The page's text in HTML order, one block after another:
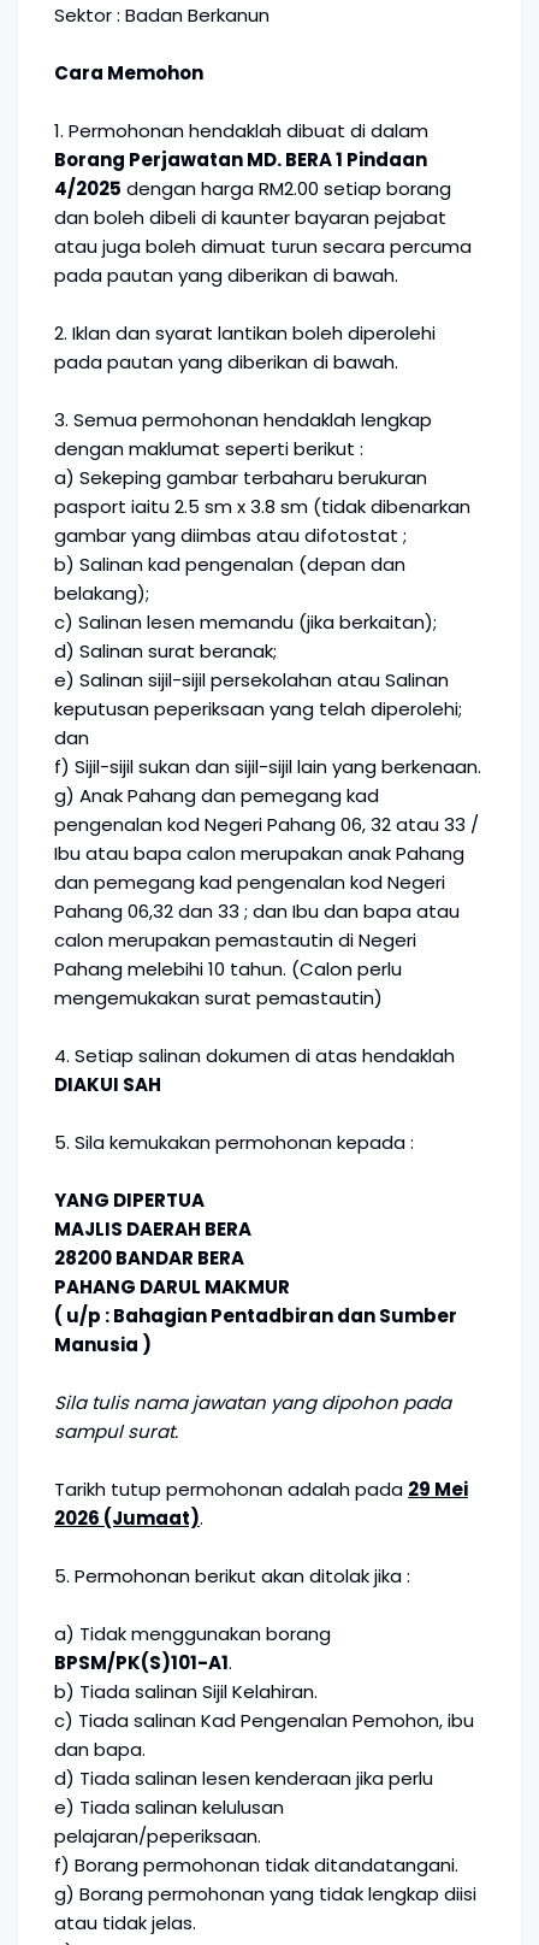
Sektor : Badan Berkanun
Cara Memohon
1. Permohonan hendaklah dibuat di dalam
Borang Perjawatan MD. BERA 1 Pindaan
4/2025 dengan harga RM2.00 setiap borang
dan boleh dibeli di kaunter bayaran pejabat
atau juga boleh dimuat turun secara percuma
pada pautan yang diberikan di bawah.
2. Iklan dan syarat lantikan boleh diperolehi
pada pautan yang diberikan di bawah.
3. Semua permohonan hendaklah lengkap
dengan maklumat seperti berikut :
a) Sekeping gambar terbaharu berukuran
pasport iaitu 2.5 sm x 3.8 sm (tidak dibenarkan
gambar yang diimbas atau difotostat ;
b) Salinan kad pengenalan (depan dan
belakang);
c) Salinan lesen memandu (jika berkaitan);
d) Salinan surat beranak;
e) Salinan sijil-sijil persekolahan atau Salinan
keputusan peperiksaan yang telah diperolehi;
dan
f) Sijil-sijil sukan dan sijil-sijil lain yang berkenaan.
g) Anak Pahang dan pemegang kad
pengenalan kod Negeri Pahang 06, 32 atau 33 /
Ibu atau bapa calon merupakan anak Pahang
dan pemegang kad pengenalan kod Negeri
Pahang 06,32 dan 33 ; dan Ibu dan bapa atau
calon merupakan pemastautin di Negeri
Pahang melebihi 10 tahun. (Calon perlu
mengemukakan surat pemastautin)
4. Setiap salinan dokumen di atas hendaklah
DIAKUI SAH
5. Sila kemukakan permohonan kepada :
YANG DIPERTUA
MAJLIS DAERAH BERA
28200 BANDAR BERA
PAHANG DARUL MAKMUR
( u/p : Bahagian Pentadbiran dan Sumber
Manusia )
Sila tulis nama jawatan yang dipohon pada
sampul surat.
Tarikh tutup permohonan adalah pada 29 Mei
2026 (Jumaat).
5. Permohonan berikut akan ditolak jika :
a) Tidak menggunakan borang
BPSM/PK(S)101-A1.
b) Tiada salinan Sijil Kelahiran.
c) Tiada salinan Kad Pengenalan Pemohon, ibu
dan bapa.
d) Tiada salinan lesen kenderaan jika perlu
e) Tiada salinan kelulusan
pelajaran/peperiksaan.
f) Borang permohonan tidak ditandatangani.
g) Borang permohonan yang tidak lengkap diisi
atau tidak jelas.